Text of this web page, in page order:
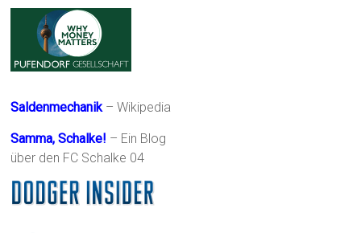
Saldenmechanik– Wikipedia
Samma, Schalke! – Ein Blog
über den FC Schalke 04